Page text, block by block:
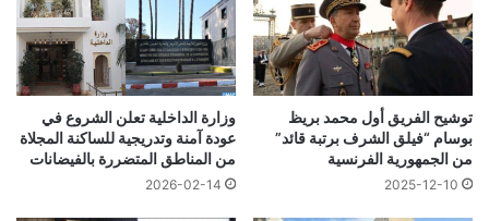
توشيح الفريق أول محمد بريظ
بوسام “فيلق الشرف برتبة قائد”
من الجمهورية الفرنسية
2025-12-10
وزارة الداخلية تعلن الشروع في
عودة آمنة وتدريجية للساكنة المجلاة
من المناطق المتضررة بالفيضانات
2026-02-14